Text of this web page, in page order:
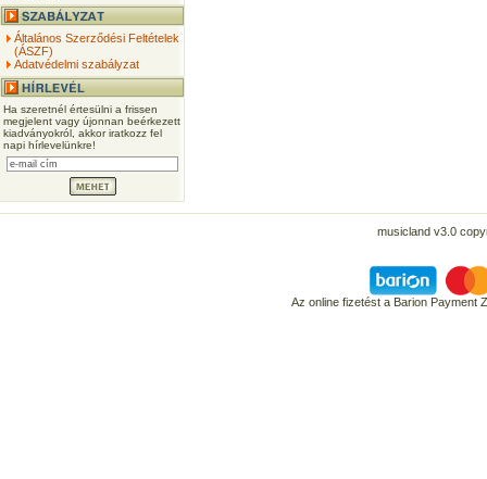
Általános Szerződési Feltételek
(ÁSZF)
Adatvédelmi szabályzat
Ha szeretnél értesülni a frissen
megjelent vagy újonnan beérkezett
kiadványokról, akkor iratkozz fel
napi hírlevelünkre!
musicland v3.0
Az online fizetést a Barion Payment